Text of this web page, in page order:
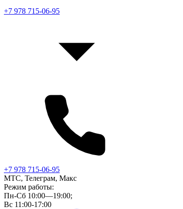
+7 978 715-06-95
+7 978 715-06-95
МТС, Телеграм, Макс
Режим работы:
Пн-Сб 10:00—19:00;
Вс 11:00-17:00